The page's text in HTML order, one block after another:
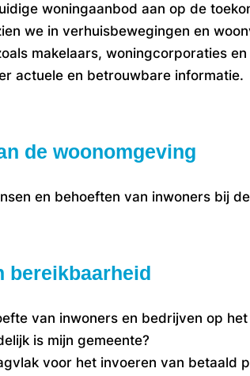
woningaanbod aan op de
we in verhuisbewegingen en
makelaars, woningcorporaties
actuele en betrouwbare informatie.
de woonomgeving
en behoeften van inwoners bij
bereikbaarheid
van inwoners en bedrijven op
is mijn gemeente?
voor het invoeren van betaald